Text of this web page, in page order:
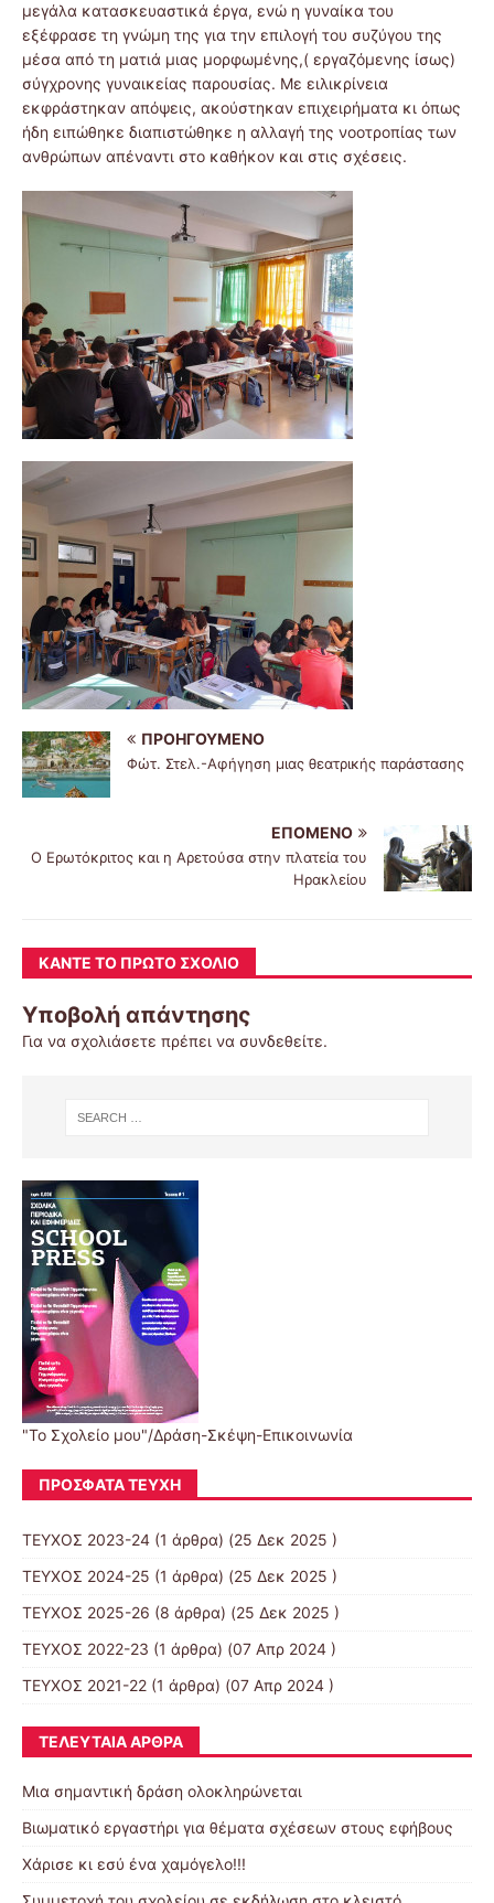
μεγάλα κατασκευαστικά έργα, ενώ η γυναίκα του
εξέφρασε τη γνώμη της για την επιλογή του συζύγου της
μέσα από τη ματιά μιας μορφωμένης,( εργαζόμενης ίσως)
σύγχρονης γυναικείας παρουσίας. Με ειλικρίνεια
εκφράστηκαν απόψεις, ακούστηκαν επιχειρήματα κι όπως
ήδη ειπώθηκε διαπιστώθηκε η αλλαγή της νοοτροπίας των
ανθρώπων απέναντι στο καθήκον και στις σχέσεις.
ΠΡΟΗΓΟΎΜΕΝΟ
Φώτ. Στελ.-Αφήγηση μιας θεατρικής παράστασης
ΕΠΌΜΕΝΟ
Ο Ερωτόκριτος και η Αρετούσα στην πλατεία του
Ηρακλείου
ΚΆΝΤΕ ΤΟ ΠΡΏΤΟ ΣΧΌΛΙΟ
Υποβολή απάντησης
Για να σχολιάσετε πρέπει να συνδεθείτε.
"Το Σχολείο μου"/Δράση-Σκέψη-Επικοινωνία
ΠΡΌΣΦΑΤΑ ΤΕΎΧΗ
ΤΕΥΧΟΣ 2023-24 (1 άρθρα) (25 Δεκ 2025 )
ΤΕΥΧΟΣ 2024-25 (1 άρθρα) (25 Δεκ 2025 )
ΤΕΥΧΟΣ 2025-26 (8 άρθρα) (25 Δεκ 2025 )
ΤΕΥΧΟΣ 2022-23 (1 άρθρα) (07 Απρ 2024 )
ΤΕΥΧΟΣ 2021-22 (1 άρθρα) (07 Απρ 2024 )
ΤΕΛΕΥΤΑΊΑ ΆΡΘΡΑ
Μια σημαντική δράση ολοκληρώνεται
Βιωματικό εργαστήρι για θέματα σχέσεων στους εφήβους
Χάρισε κι εσύ ένα χαμόγελο!!!